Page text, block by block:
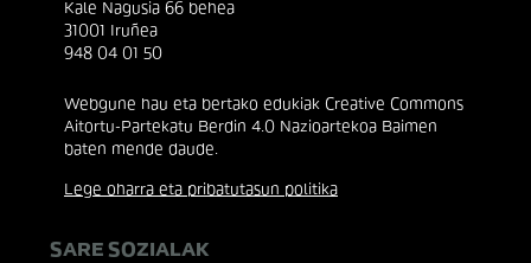
Kale Nagusia 66 behea
31001 Iruñea
948 04 01 50
Webgune hau eta bertako edukiak Creative Commons
Aitortu-Partekatu Berdin 4.0 Nazioartekoa Baimen
baten mende daude.
Lege oharra eta pribatutasun politika
SARE SOZIALAK